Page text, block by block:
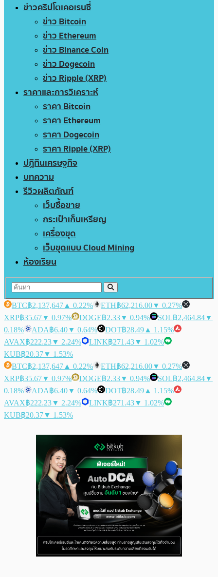
ข่าวคริปโตเคอเรนซี่
ข่าว Bitcoin
ข่าว Ethereum
ข่าว Binance Coin
ข่าว Dogecoin
ข่าว Ripple (XRP)
ราคาและการวิเคราะห์
ราคา Bitcoin
ราคา Ethereum
ราคา Dogecoin
ราคา Ripple (XRP)
ปฏิทินเศรษฐกิจ
บทความ
รีวิวผลิตภัณฑ์
เว็บซื้อขาย
กระเป๋าเก็บเหรียญ
เครื่องขุด
เว็บขุดแบบ Cloud Mining
ห้องเรียน
BTC฿2,137,647 ▲ 0.22% ETH฿62,216.00▼ 0.27%
XRP฿35.67▼ 0.97% DOGE฿2.33▼ 0.94% SOL฿2,464.84▼
0.18%
ADA฿6.40▼ 0.64% DOT฿28.49 ▲ 1.15%
AVAX฿222.23▼ 2.24% LINK฿271.43▼ 1.02%
KUB฿20.37▼ 1.53%
BTC฿2,137,647 ▲ 0.22% ETH฿62,216.00▼ 0.27%
XRP฿35.67▼ 0.97% DOGE฿2.33▼ 0.94% SOL฿2,464.84▼
0.18%
ADA฿6.40▼ 0.64% DOT฿28.49 ▲ 1.15%
AVAX฿222.23▼ 2.24% LINK฿271.43▼ 1.02%
KUB฿20.37▼ 1.53%